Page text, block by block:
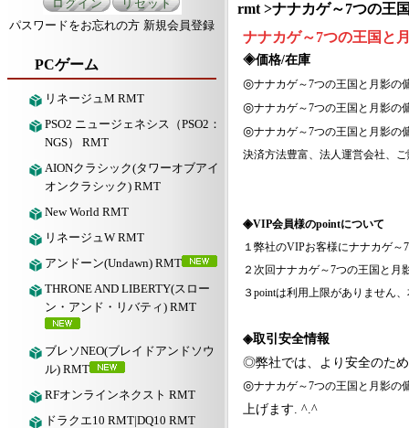
パスワードをお忘れの方 新規会員登録
PCゲーム
リネージュM RMT
PSO2 ニュージェネシス（PSO2：
NGS） RMT
AIONクラシック(タワーオブアイ
オンクラシック) RMT
New World RMT
リネージュW RMT
アンドーン(Undawn) RMT
THRONE AND LIBERTY(スロー
ン・アンド・リバティ) RMT
ブレソNEO(ブレイドアンドソウ
ル) RMT
RFオンラインネクスト RMT
ドラクエ10 RMT|DQ10 RMT
rmt >ナナカゲ～7つの王
ナナカゲ～7つの王国と
◈価格/在庫
◎ナナカゲ～7つの王国と月影の
◎ナナカゲ～7つの王国と月影の
◎ナナカゲ～7つの王国と月影の
決済方法豊富、法人運営会社、
◈VIP会員様のpointについて
１弊社のVIPお客様にナナカゲ～
２次回ナナカゲ～7つの王国と月
３ pointは利用上限がありません
◈取引安全情報
◎弊社では、より安全のた
◎ナナカゲ～7つの王国と月影の
上げます. ^.^